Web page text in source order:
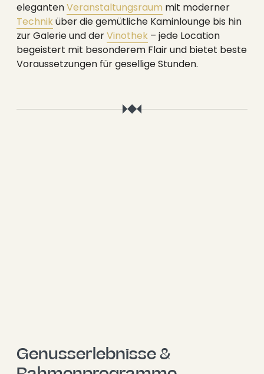
----
elegantenVeranstaltungsraum mit moderner
Techniküber die gemütliche Kaminlounge bis hin
zur Galerie und derVinothek – jede Location
begeistert mit besonderem Flair und bietet beste
Voraussetzungen für gesellige Stunden.
Genusserlebnisse &